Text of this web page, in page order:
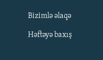
Bizimlə əlaqə
Həftəyə baxış